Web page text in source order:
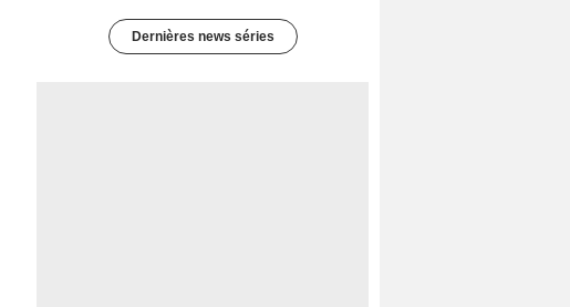
Dernières news séries